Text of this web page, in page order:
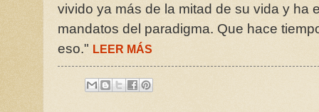
vivido ya más de la mitad de su vida y ha
mandatos del paradigma. Que hace
eso." LEER MÁS